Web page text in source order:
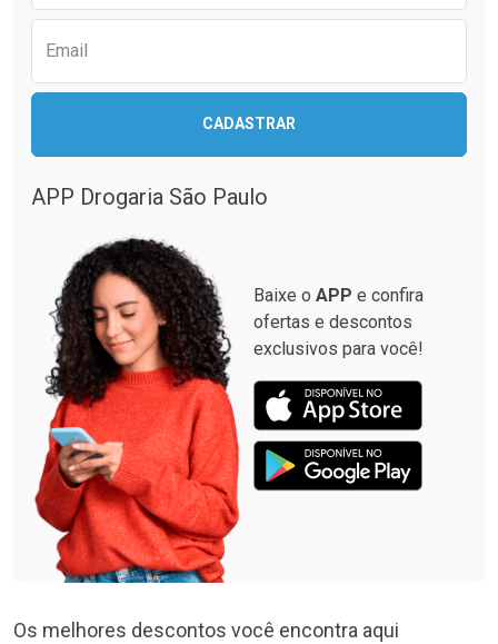
Email
CADASTRAR
APP Drogaria São Paulo
Baixe o APP e confira
ofertas e descontos
exclusivos para você!
Os melhores descontos você encontra aqui